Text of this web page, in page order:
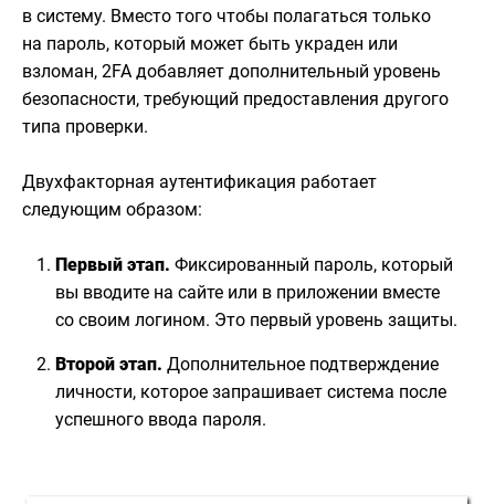
в систему. Вместо того чтобы полагаться только
на пароль, который может быть украден или
взломан, 2FA добавляет дополнительный уровень
безопасности, требующий предоставления другого
типа проверки.
Двухфакторная аутентификация работает
следующим образом:
Первый этап. Фиксированный пароль, который
вы вводите на сайте или в приложении вместе
со своим логином. Это первый уровень защиты.
Второй этап. Дополнительное подтверждение
личности, которое запрашивает система после
успешного ввода пароля.